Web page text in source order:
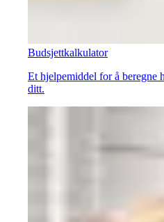
Budsjettkalkulator
Et hjelpemiddel for å beregne
ditt.